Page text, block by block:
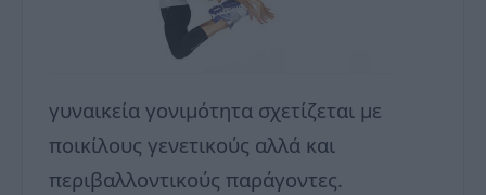
γυναικεία γονιμότητα σχετίζεται με
ποικίλους γενετικούς αλλά και
περιβαλλοντικούς παράγοντες.